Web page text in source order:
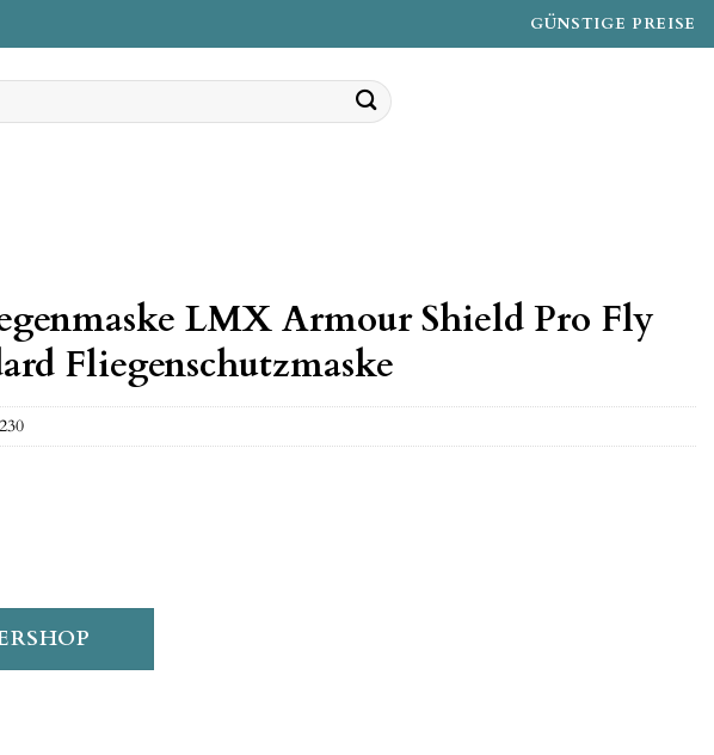
GÜNSTIGE PREISE
LMX Armour Shield Pro Fly
Fliegenschutzmaske